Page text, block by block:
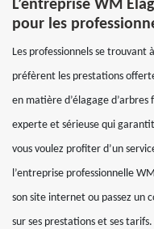
L’entreprise WM
pour les
Les professionnels se trouvant
préfèrent les prestations
en matière d’élagage
experte et sérieuse qui
vous voulez profiter d’un
l’entreprise professionnelle
son site internet ou passez un
sur ses prestations et ses tarifs.